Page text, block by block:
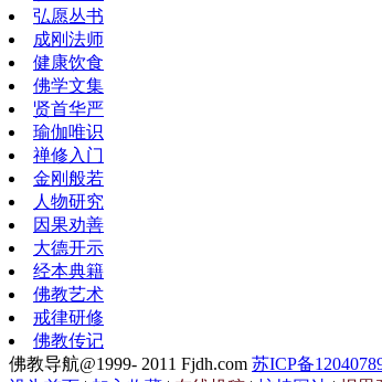
弘愿丛书
成刚法师
健康饮食
佛学文集
贤首华严
瑜伽唯识
禅修入门
金刚般若
人物研究
因果劝善
大德开示
经本典籍
佛教艺术
戒律研修
佛教传记
佛教导航@1999- 2011 Fjdh.com 苏ICP备